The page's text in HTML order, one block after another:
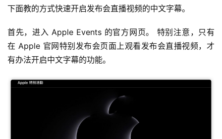
下面教的方式快速开启发布会直播视频的中文字幕。
首先，进入 Apple Events 的官方网页。 特别注意，只有
在 Apple 官网特别发布会页面上观看发布会直播视频，才
有办法开启中文字幕的功能。